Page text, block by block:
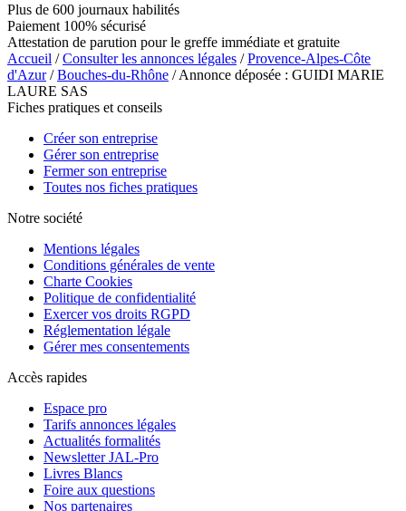
Plus de 600 journaux habilités
Paiement 100% sécurisé
Attestation de parution pour le greffe immédiate et gratuite
Accueil /Consulter les annonces légales /Provence-Alpes-Côte
d'Azur/Bouches-du-Rhône / Annonce déposée : GUIDI MARIE
LAURE SAS
Fiches pratiques et conseils
Créer son entreprise
Gérer son entreprise
Fermer son entreprise
Toutes nos fiches pratiques
Notre société
Mentions légales
Conditions générales de vente
Charte Cookies
Politique de confidentialité
Exercer vos droits RGPD
Réglementation légale
Gérer mes consentements
Accès rapides
Espace pro
Tarifs annonces légales
Actualités formalités
Newsletter JAL-Pro
Livres Blancs
Foire aux questions
Nos partenaires